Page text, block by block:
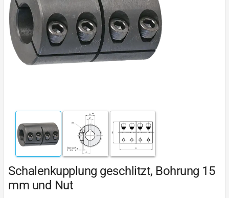
Schalenkupplung geschlitzt, Bohrung 15
mm und Nut